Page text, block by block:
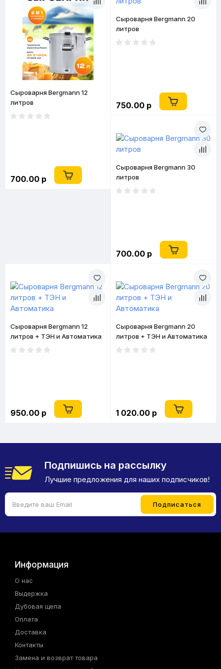
Сыроварня Bergmann 12
литров
700.00 р
Сыроварня Bergmann 20
литров
750.00 р
Сыроварня Bergmann 30
литров
700.00 р
Сыроварня Bergmann 12
литров + ТЭН и Автоматика
950.00 р
Сыроварня Bergmann 20
литров + ТЭН и Автоматика
1 020.00 р
Подпишись на рассылку
Лучшие предложения для наших подписчиков!
Информация
О нас
Выдержка
Дубовая щепа
Оплата
Доставка
Контакты
Замена и возврат товара